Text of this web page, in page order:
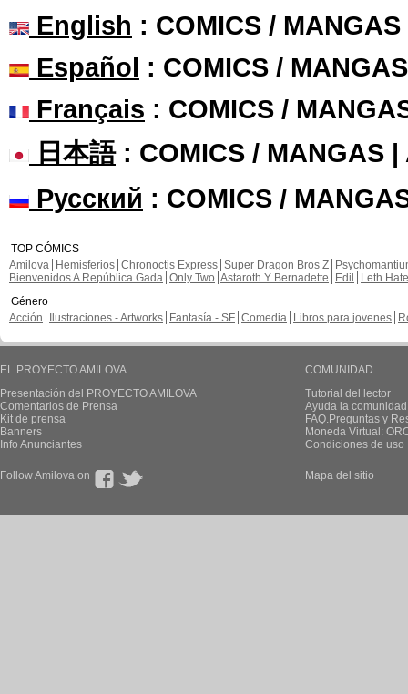
English : COMICS /
Español : COMICS /
Français : COMICS /
日本語: COMICS / MANGAS |
Русский : COMICS /
TOP CÓMICS
Amilova
Hemisferios Chronoctis Express Super Dragon Bros Z
Bienvenidos A República Gada Only Two Astaroth Y Bernadette Edil
Leth Hate
Género
Acción
Ilustraciones - Artworks Fantasía - SF Comedia Libros para jovenes
EL PROYECTO AMILOVA
Presentación del PROYECTO AMILOVA
Comentarios de Prensa
Kit de prensa
Banners
Info Anunciantes
COMUNIDAD
Tutorial del lector
Ayuda la
FAQ.Preguntas y
Moneda Virtual:
Condiciones de uso
Follow Amilova on Mapa del sitio